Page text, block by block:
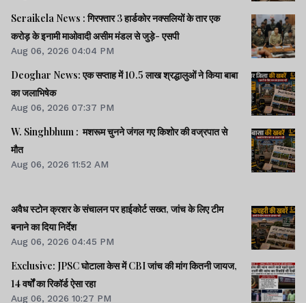
Seraikela News : गिरफ्तार 3 हार्डकोर नक्सलियों के तार एक
करोड़ के इनामी माओवादी असीम मंडल से जुड़े- एसपी
Aug 06, 2026 04:04 PM
Deoghar News: एक सप्ताह में 10.5 लाख श्रद्धालुओं ने किया बाबा
का जलाभिषेक
Aug 06, 2026 07:37 PM
W. Singhbhum : मशरूम चुनने जंगल गए किशोर की वज्रपात से
मौत
Aug 06, 2026 11:52 AM
अवैध स्टोन क्रशर के संचालन पर हाईकोर्ट सख्त, जांच के लिए टीम
बनाने का दिया निर्देश
Aug 06, 2026 04:45 PM
Exclusive: JPSC घोटाला केस में CBI जांच की मांग कितनी जायज,
14 वर्षों का रिकॉर्ड ऐसा रहा
Aug 06, 2026 10:27 PM